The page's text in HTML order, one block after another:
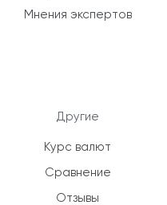
Мнения экспертов
Другие
Курс валют
Сравнение
Отзывы